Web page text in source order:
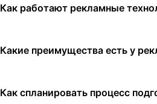
Как работают рекламные
Какие преимущества есть у
Как спланировать процесс